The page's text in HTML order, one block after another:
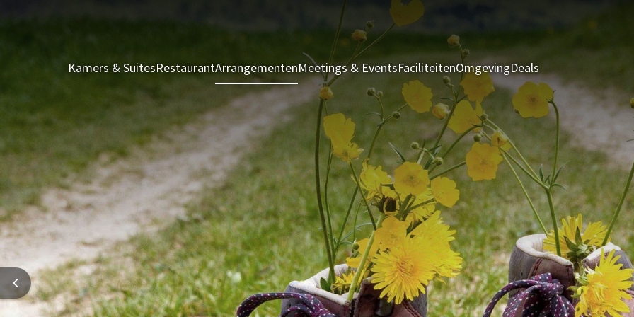
Kamers & SuitesRestaurantArrangementenMeetings & EventsFaciliteitenOmgevingDeals